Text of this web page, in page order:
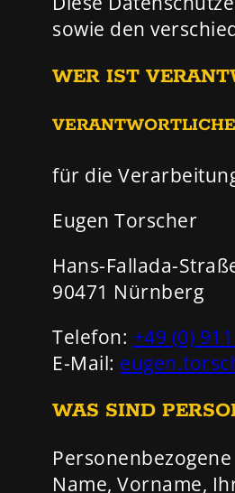
sowie den
WER IST
für die
Eugen Torscher
Hans-Fallada-
90471 Nürnberg
Telefon: +49 (0)
E-Mail:
WAS SIND
Name, Vorname,